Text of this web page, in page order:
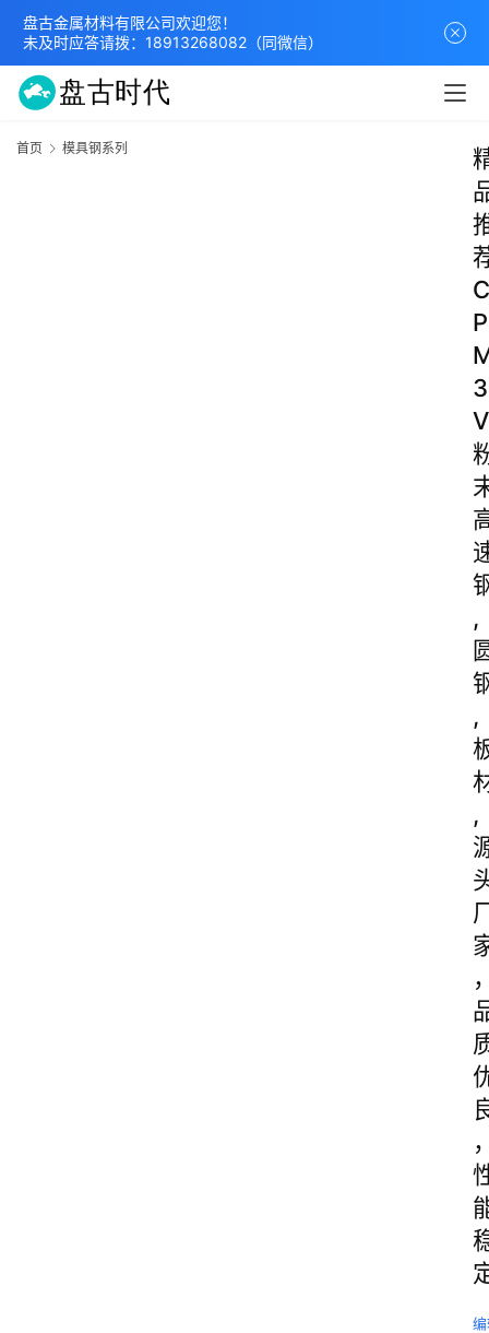
盘古金属材料有限公司欢迎您！
未及时应答请拨： 18913268082 （同微信）
首页 模具钢系列
C
P
3
V
,
,
,